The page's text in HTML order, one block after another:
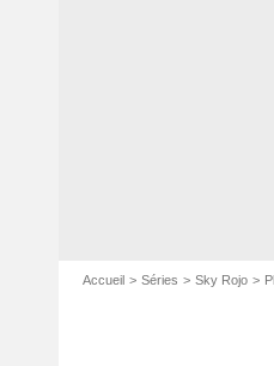
Accueil Séries Sky Rojo